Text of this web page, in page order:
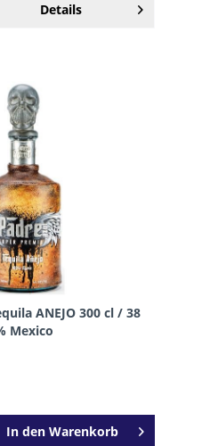
Details
ANEJO 300 cl / 38
Mexico
In den Warenkorb